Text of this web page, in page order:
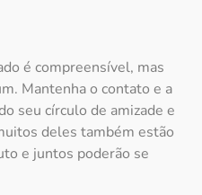
é compreensível, mas
Mantenha o contato e a
seu círculo de amizade e
deles também estão
e juntos poderão se